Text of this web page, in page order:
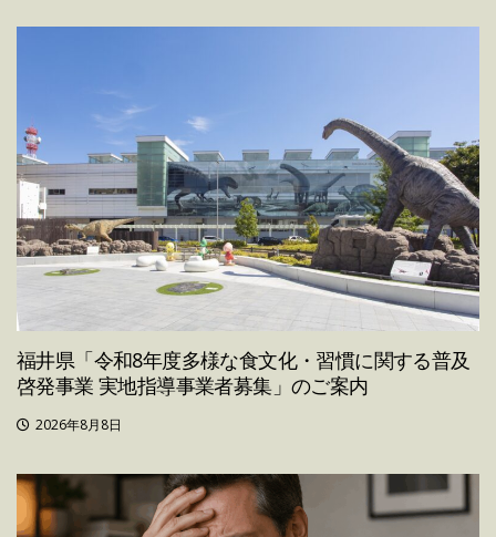
福井県「令和8年度多様な食文化・習慣に関する普及
啓発事業 実地指導事業者募集」のご案内
2026年8月8日